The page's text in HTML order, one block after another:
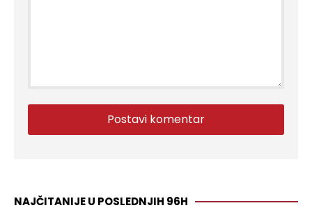
NAJČITANIJE U POSLEDNJIH 96H